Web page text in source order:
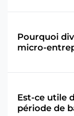
Pourquoi
micro-
Est-ce utile
période de